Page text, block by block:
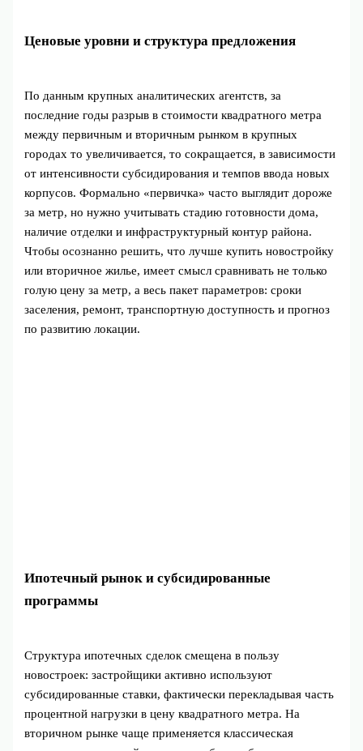
Ценовые уровни и структура предложения
По данным крупных аналитических агентств, за
последние годы разрыв в стоимости квадратного метра
между первичным и вторичным рынком в крупных
городах то увеличивается, то сокращается, в зависимости
от интенсивности субсидирования и темпов ввода новых
корпусов. Формально «первичка» часто выглядит дороже
за метр, но нужно учитывать стадию готовности дома,
наличие отделки и инфраструктурный контур района.
Чтобы осознанно решить, что лучше купить новостройку
или вторичное жилье, имеет смысл сравнивать не только
голую цену за метр, а весь пакет параметров: сроки
заселения, ремонт, транспортную доступность и прогноз
по развитию локации.
Ипотечный рынок и субсидированные
программы
Структура ипотечных сделок смещена в пользу
новостроек: застройщики активно используют
субсидированные ставки, фактически перекладывая часть
процентной нагрузки в цену квадратного метра. На
вторичном рынке чаще применяется классическая